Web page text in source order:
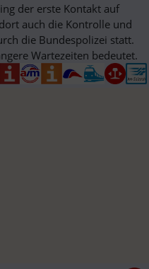
der erste Kontakt auf
auch die Kontrolle und
die Bundespolizei statt.
Wartezeiten bedeutet.